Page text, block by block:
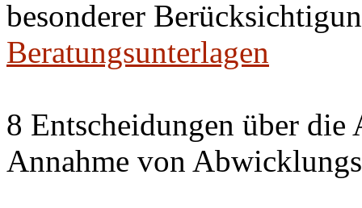
besonderer
Beratungsunterlagen
8 Entscheidungen über
Annahme von